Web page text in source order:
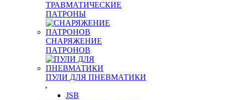
ТРАВМАТИЧЕСКИЕ
ПАТРОНЫ
СНАРЯЖЕНИЕ
ПАТРОНОВ
ПУЛИ ДЛЯ ПНЕВМАТИКИ
JSB